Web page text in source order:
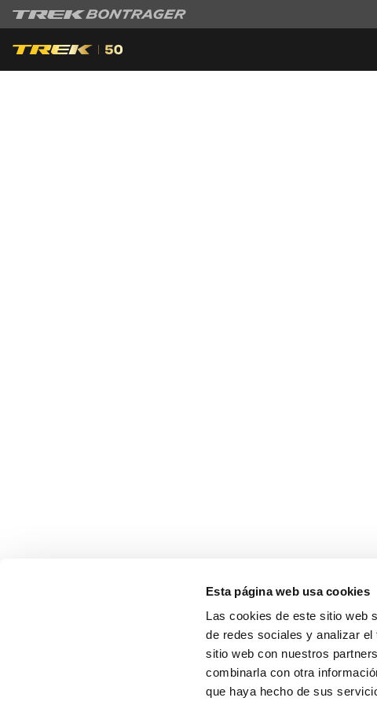
Esta página web usa cookies
Las cookies de este sitio web
de redes sociales y analizar
sitio web con nuestros
combinarla con otra
que haya hecho de sus